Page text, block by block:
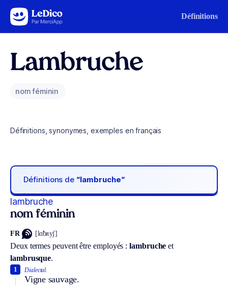
Aller au contenu Définitions
Lambruche
nom féminin
Définitions, synonymes, exemples en français
Définitions de “lambruche“
lambruche
nom féminin
FR [lɑ̃bʀyʃ]
Deux termes peuvent être employés :lambruche et
lambrusque.
Dialectal.
Vigne sauvage.
1